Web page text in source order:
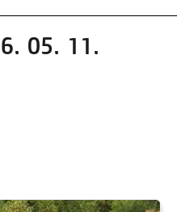
05. 11.